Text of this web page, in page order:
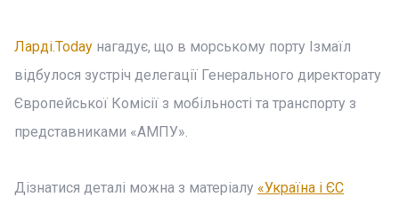
Ларді.Today нагадує, що в морському порту Ізмаїл
відбулося зустріч делегації Генерального директорату
Європейської Комісії з мобільності та транспорту з
представниками «АМПУ».
Дізнатися деталі можна з матеріалу «Україна і ЄС